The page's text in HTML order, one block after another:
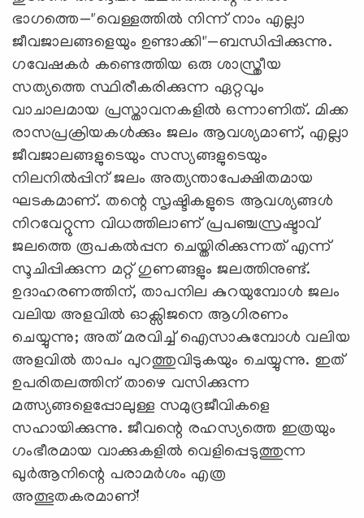
ഭാഗത്തെ—"വെള്ളത്തിൽ നിന്ന് നാം എല്ലാ
ജീവജാലങ്ങളെയും ഉണ്ടാക്കി"—ബന്ധിപ്പിക്കുന്നു.
ഗവേഷകർ കണ്ടെത്തിയ ഒരു ശാസ്ത്രീയ
സത്യത്തെ സ്ഥിരീകരിക്കുന്ന ഏറ്റവും
വാചാലമായ പ്രസ്താവനകളിൽ ഒന്നാണിത്. മിക്ക
രാസപ്രക്രിയകൾക്കും ജലം ആവശ്യമാണ്, എല്ലാ
ജീവജാലങ്ങളുടെയും സസ്യങ്ങളുടെയും
നിലനിൽപ്പിന് ജലം അത്യന്താപേക്ഷിതമായ
ഘടകമാണ്. തന്റെ സൃഷ്ടികളുടെ ആവശ്യങ്ങൾ
നിറവേറ്റുന്ന വിധത്തിലാണ് പ്രപഞ്ചസ്രഷ്ടാവ്
ജലത്തെ രൂപകൽപ്പന ചെയ്തിരിക്കുന്നത് എന്ന്
സൂചിപ്പിക്കുന്ന മറ്റ് ഗുണങ്ങളും ജലത്തിനുണ്ട്.
ഉദാഹരണത്തിന്, താപനില കുറയുമ്പോൾ ജലം
വലിയ അളവിൽ ഓക്സിജനെ ആഗിരണം
ചെയ്യുന്നു; അത് മരവിച്ച് ഐസാകുമ്പോൾ വലിയ
അളവിൽ താപം പുറത്തുവിടുകയും ചെയ്യുന്നു. ഇത്
ഉപരിതലത്തിന് താഴെ വസിക്കുന്ന
മത്സ്യങ്ങളെപ്പോലുള്ള സമുദ്രജീവികളെ
സഹായിക്കുന്നു. ജീവന്റെ രഹസ്യത്തെ ഇത്രയും
ഗംഭീരമായ വാക്കുകളിൽ വെളിപ്പെടുത്തുന്ന
ഖുർആനിന്റെ പരാമര്‍ശം എത്ര
അത്ഭുതകരമാണ്!